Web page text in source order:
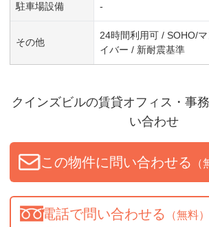
駐車場設備 -
その他
24時間利用可 / SOHO/
イバー / 新耐震基準
クインズビルの賃貸オフィス・事
い合わせ
この物件に問い合わせる （
電話で問い合わせる （無料）